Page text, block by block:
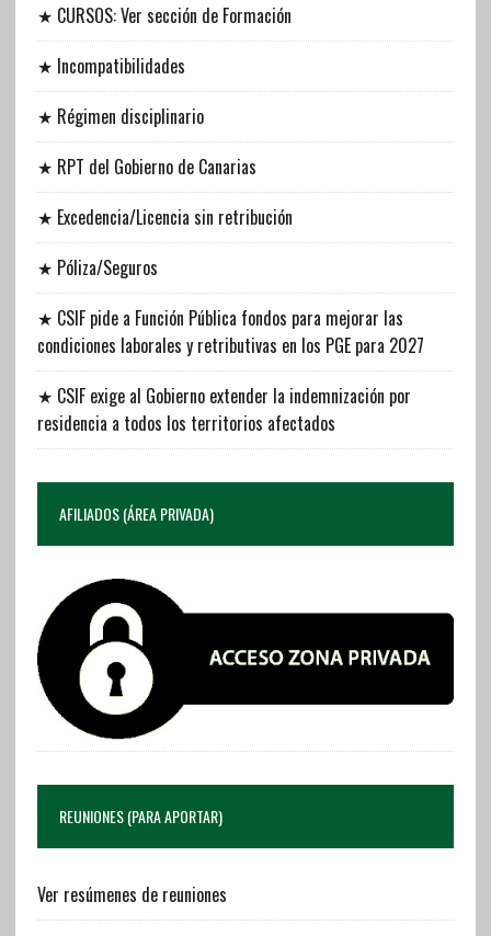
★ CURSOS: Ver sección de Formación
★ Incompatibilidades
★ Régimen disciplinario
★ RPT del Gobierno de Canarias
★ Excedencia/Licencia sin retribución
★ Póliza/Seguros
★ CSIF pide a Función Pública fondos para mejorar las
condiciones laborales y retributivas en los PGE para 2027
★ CSIF exige al Gobierno extender la indemnización por
residencia a todos los territorios afectados
AFILIADOS (ÁREA PRIVADA)
REUNIONES (PARA APORTAR)
Ver resúmenes de reuniones